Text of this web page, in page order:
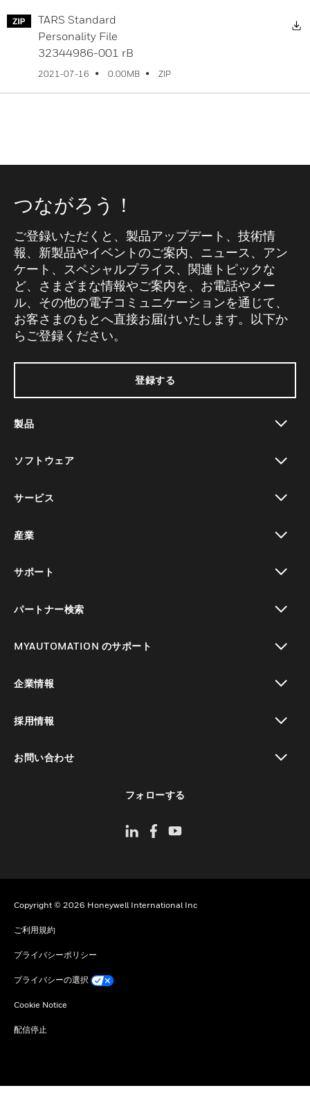
TARS Standard
Personality File
32344986-001 rB
2021-07-16 0.00MB ZIP
つながろう！
ご登録いただくと、製品アップデート、技術情
報、新製品やイベントのご案内、ニュース、アン
ケート、スペシャルプライス、関連トピックな
ど、さまざまな情報やご案内を、お電話やメー
ル、その他の電子コミュニケーションを通じて、
お客さまのもとへ直接お届けいたします。以下か
らご登録ください。
登録する
製品
ソフトウェア
サービス
産業
サポート
パートナー検索
MYAUTOMATION のサポート
企業情報
採用情報
お問い合わせ
フォローする
Copyright © 2026 Honeywell International Inc
ご利用規約
プライバシーポリシー
プライバシーの選択
Cookie Notice
配信停止